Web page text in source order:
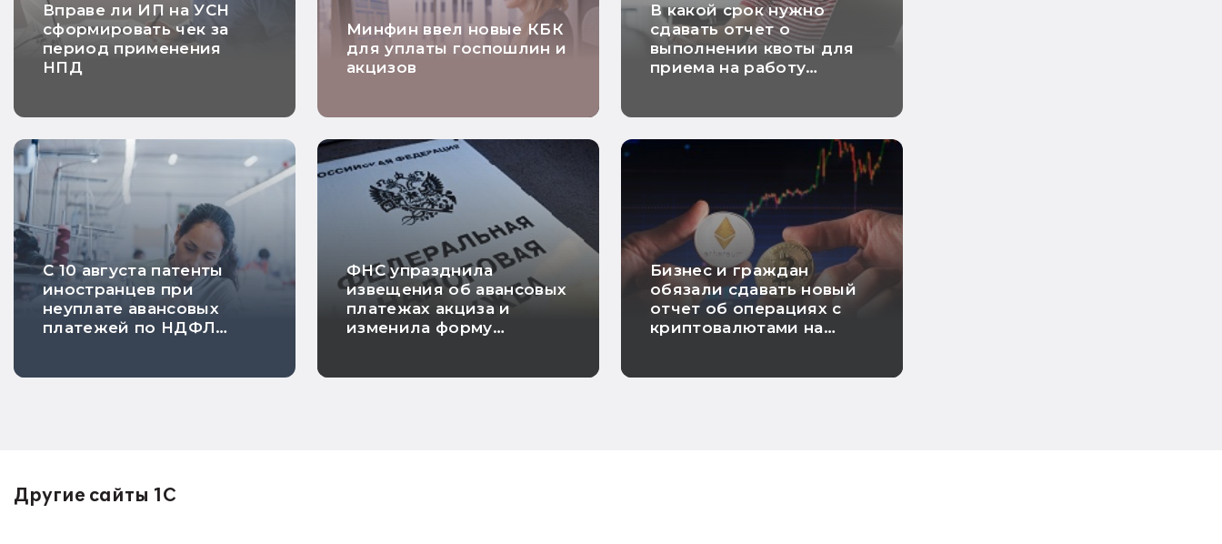
Вправе ли ИП на УСН
сформировать чек за
период применения
НПД
Минфин ввел новые КБК
для уплаты госпошлин и
акцизов
В какой срок нужно
сдавать отчет о
выполнении квоты для
приема на работу
С 10 августа патенты
иностранцев при
неуплате авансовых
платежей по НДФЛ
ФНС упразднила
извещения об авансовых
платежах акциза и
изменила форму
Бизнес и граждан
обязали сдавать новый
отчет об операциях с
криптовалютами на
Другие сайты 1С